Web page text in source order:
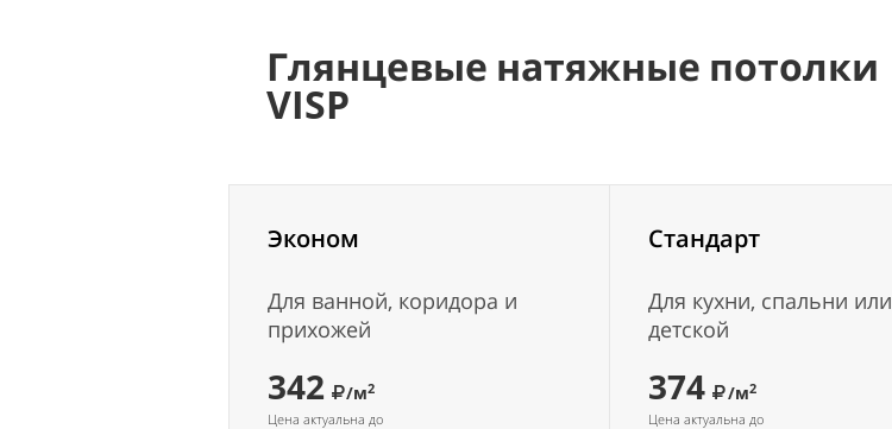
Глянцевые натяжные потолки
VISP
Эконом
Для ванной, коридора и
прихожей
342 /м2
Цена актуальна до
Стандарт
Для кухни, спальни или
детской
374 /м2
Цена актуальна до